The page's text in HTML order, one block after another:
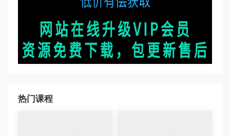
热门课程